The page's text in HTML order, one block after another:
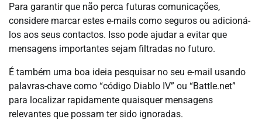
Para garantir que não perca futuras comunicações,
considere marcar estes e-mails como seguros ou adicioná-
los aos seus contactos. Isso pode ajudar a evitar que
mensagens importantes sejam filtradas no futuro.
É também uma boa ideia pesquisar no seu e-mail usando
palavras-chave como “código Diablo IV” ou “Battle.net”
para localizar rapidamente quaisquer mensagens
relevantes que possam ter sido ignoradas.